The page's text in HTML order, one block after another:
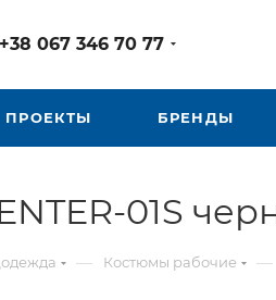
+38 067 346 70 77
ПРОЕКТЫ БРЕНДЫ
01S
— Костюмы рабочие —